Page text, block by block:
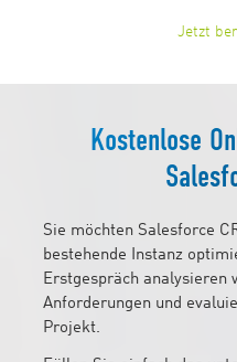
Jetzt
Kostenlose